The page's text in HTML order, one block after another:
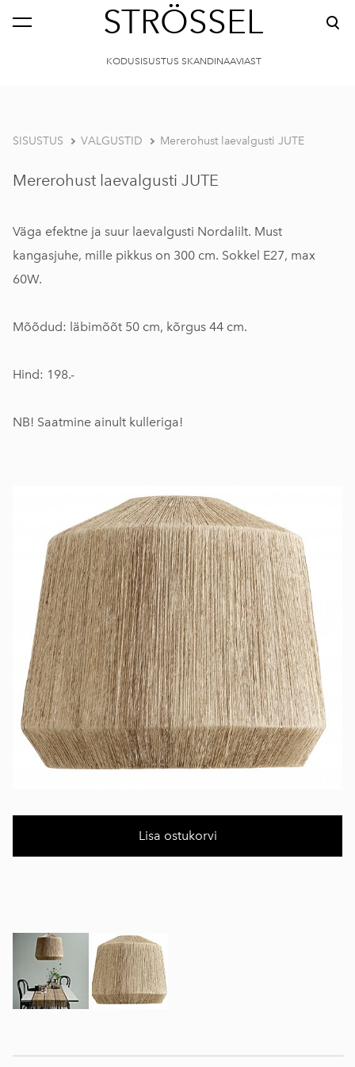
STRÖSSEL
KODUSISUSTUS SKANDINAAVIAST
SISUSTUS VALGUSTID Mererohust laevalgusti JUTE
Mererohust laevalgusti JUTE
Väga efektne ja suur laevalgusti Nordalilt. Must
kangasjuhe, mille pikkus on 300 cm. Sokkel E27, max
60W.
Mõõdud: läbimõõt 50 cm, kõrgus 44 cm.
Hind: 198.-
NB! Saatmine ainult kulleriga!
Lisa ostukorvi